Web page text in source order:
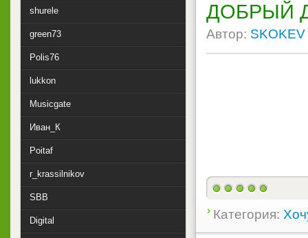
ДОБРЫЙ
Автор: SKOKEV
Категория:
shurele
green73
Polis76
lukkon
Musicgate
Иван_К
Poitaf
r_krassilnikov
SBB
Digital